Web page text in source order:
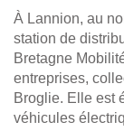
À Lannion, au
station de
Bretagne
entreprises,
Broglie. Elle est
véhicules